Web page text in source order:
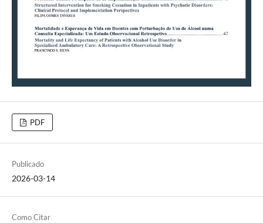
PDF
Publicado
2026-03-14
Como Citar